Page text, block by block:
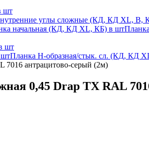
шт
углы сложные (КД, КД XL, В,
начальная (КД, КД XL, КБ) в шт
шт
штПланка H-образная/стык. сл. (КД, КД
7016 антрацитово-серый (2м)
0,45 Drap TX RAL